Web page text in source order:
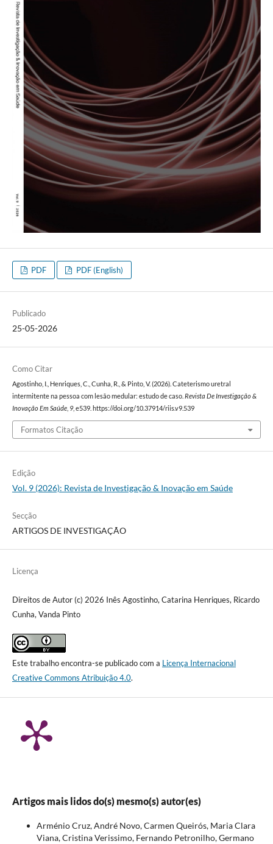
PDF PDF (English)
Publicado
25-05-2026
Como Citar
Agostinho, I., Henriques, C., Cunha, R., & Pinto, V. (2026). Cateterismo uretral
intermitente na pessoa com lesão medular: estudo de caso. Revista De Investigação &
Inovação Em Saúde, 9, e539. https://doi.org/10.37914/riis.v9.539
Formatos Citação
Edição
Vol. 9 (2026): Revista de Investigação & Inovação em Saúde
Secção
ARTIGOS DE INVESTIGAÇÃO
Licença
Direitos de Autor (c) 2026 Inês Agostinho, Catarina Henriques, Ricardo
Cunha, Vanda Pinto
Este trabalho encontra-se publicado com a Licença Internacional
Creative Commons Atribuição 4.0.
Artigos mais lidos do(s) mesmo(s) autor(es)
Arménio Cruz, André Novo, Carmen Queirós, Maria Clara
Viana, Cristina Verissimo, Fernando Petronilho, Germano